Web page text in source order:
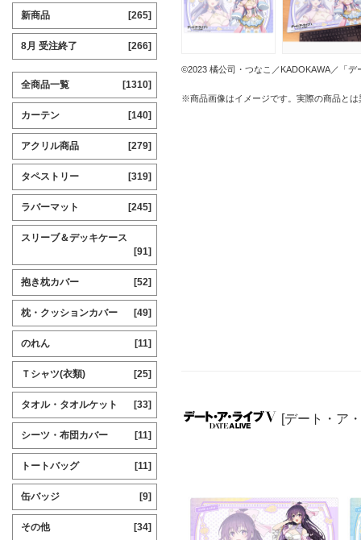
©2023 橘公司・つなこ／KADOKAWA／「
※商品画像はイメージです。実際の商品と
[デート・ア
新商品 [265]
8月 受注終了 [266]
全商品一覧 [1310]
カーテン [140]
アクリル商品 [279]
タペストリー [319]
ラバーマット [245]
スリーブ＆デッキケース
[91]
抱き枕カバー [52]
枕・クッションカバー [49]
のれん [11]
Ｔシャツ(衣類) [25]
タオル・タオルケット [33]
シーツ・布団カバー [11]
トートバッグ [11]
缶バッジ [9]
その他 [34]